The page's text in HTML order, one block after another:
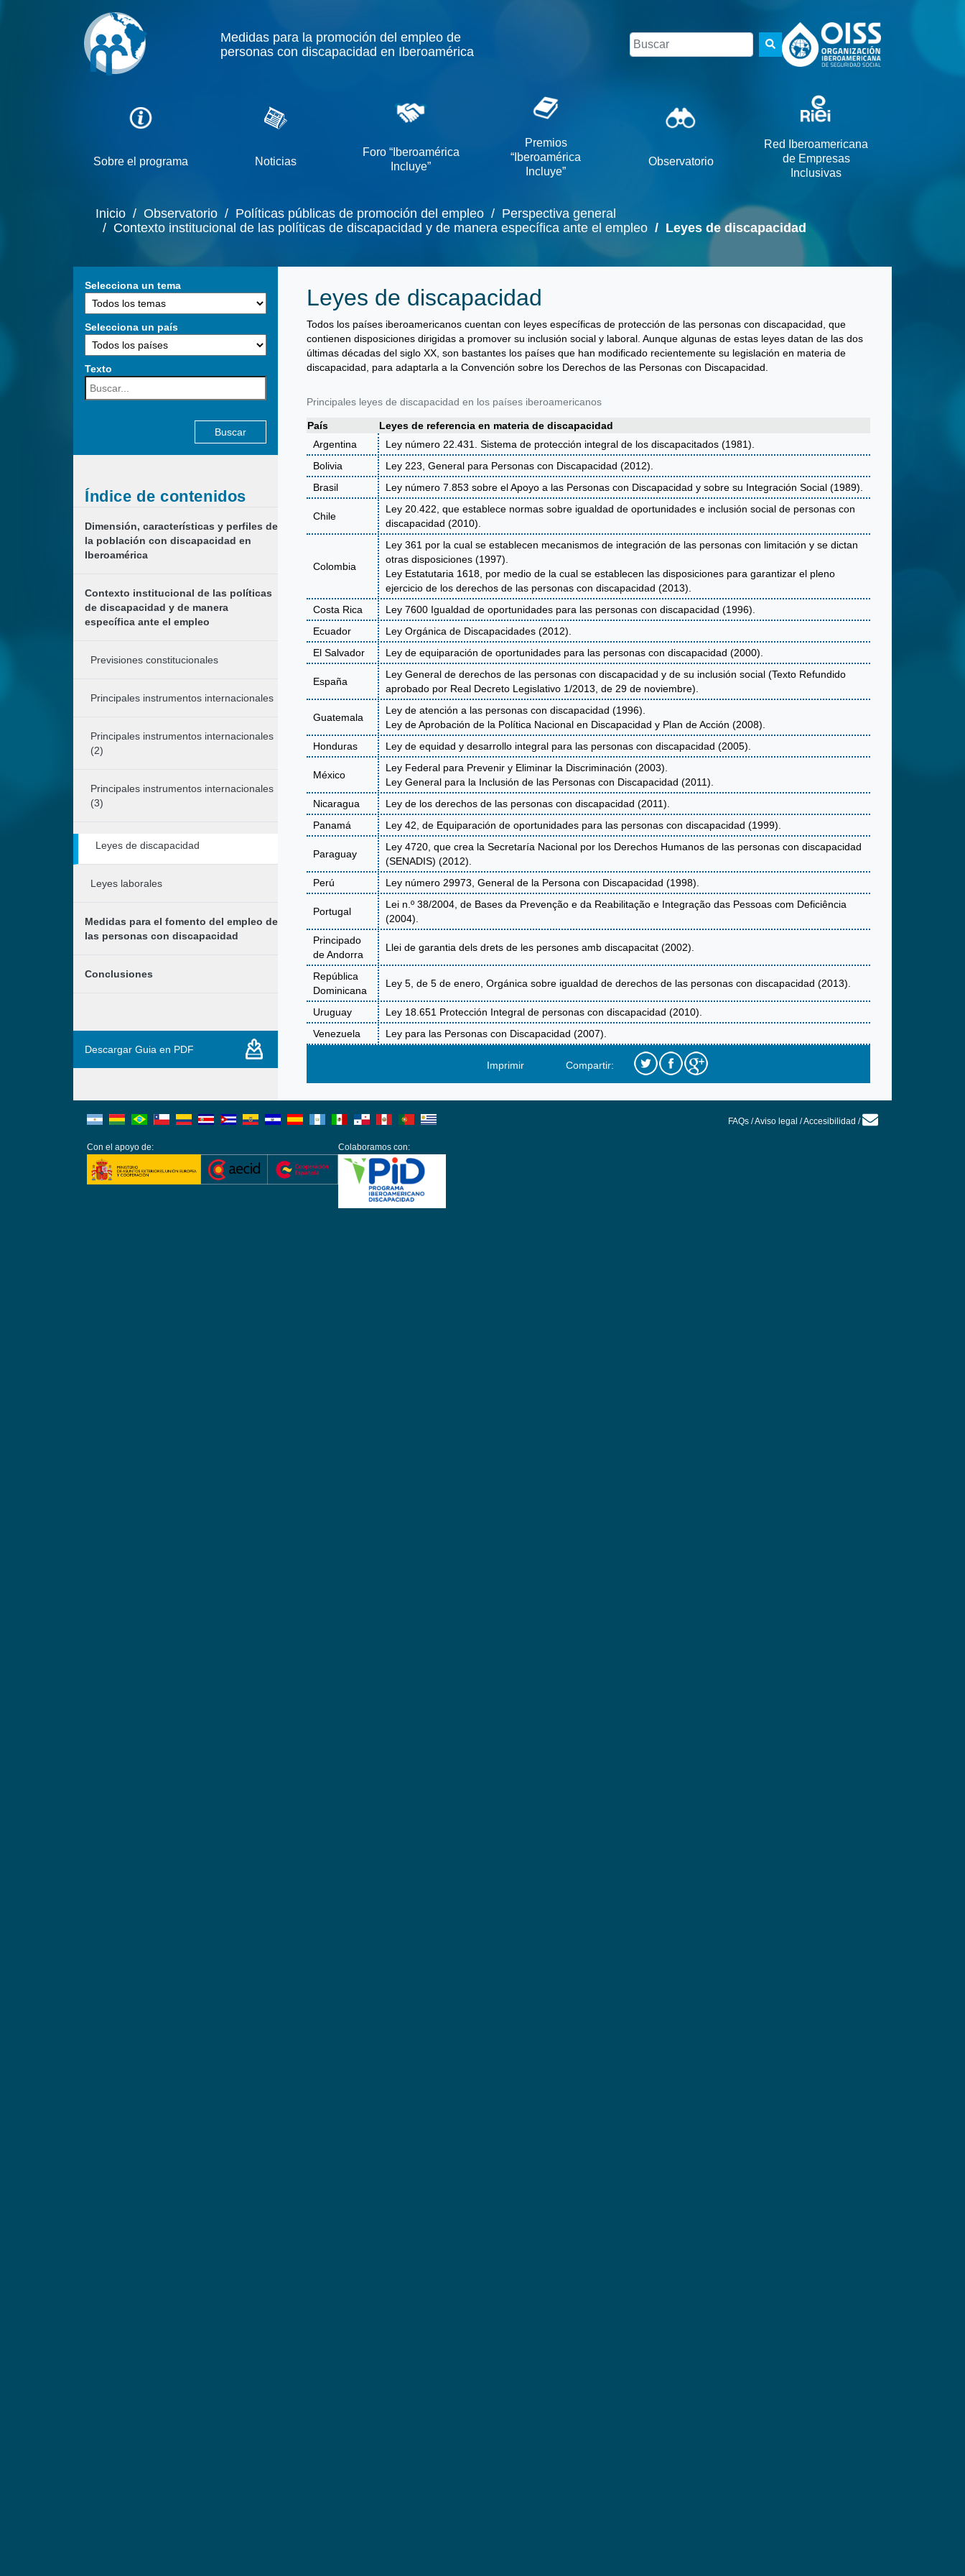
Medidas para la promoción del empleo de
personas con discapacidad en Iberoamérica
Buscar
Sobre el programa Noticias
Foro “Iberoamérica
Incluye”
Premios
“Iberoamérica
Incluye”
Observatorio
Red Iberoamericana
de Empresas
Inclusivas
Inicio / Observatorio / Políticas públicas de promoción del empleo / Perspectiva general
/ Contexto institucional de las políticas de discapacidad y de manera específica ante el empleo / Leyes de discapacidad
Selecciona un tema
Selecciona un país
Texto
Buscar:
Índice de contenidos
Dimensión, características y perfiles de
la población con discapacidad en
Iberoamérica
Contexto institucional de las políticas
de discapacidad y de manera
específica ante el empleo
Previsiones constitucionales
Principales instrumentos internacionales
Principales instrumentos internacionales
(2)
Principales instrumentos internacionales
(3)
Leyes de discapacidad
Leyes laborales
Medidas para el fomento del empleo de
las personas con discapacidad
Conclusiones
Descargar Guia en PDF
Leyes de discapacidad
Todos los países iberoamericanos cuentan con leyes específicas de protección de las personas con discapacidad, que
contienen disposiciones dirigidas a promover su inclusión social y laboral. Aunque algunas de estas leyes datan de las dos
últimas décadas del siglo XX, son bastantes los países que han modificado recientemente su legislación en materia de
discapacidad, para adaptarla a la Convención sobre los Derechos de las Personas con Discapacidad.
Principales leyes de discapacidad en los países iberoamericanos
País
Leyes de referencia en materia de discapacidad
Argentina
Ley número 22.431. Sistema de protección integral de los discapacitados (1981).
Bolivia
Ley 223, General para Personas con Discapacidad (2012).
Brasil
Ley número 7.853 sobre el Apoyo a las Personas con Discapacidad y sobre su Integración Social (1989).
Chile
Ley 20.422, que establece normas sobre igualdad de oportunidades e inclusión social de personas con
discapacidad (2010).
Colombia
Ley 361 por la cual se establecen mecanismos de integración de las personas con limitación y se dictan
otras disposiciones (1997).
Ley Estatutaria 1618, por medio de la cual se establecen las disposiciones para garantizar el pleno
ejercicio de los derechos de las personas con discapacidad (2013).
Costa Rica
Ley 7600 Igualdad de oportunidades para las personas con discapacidad (1996).
Ecuador
Ley Orgánica de Discapacidades (2012).
El Salvador
Ley de equiparación de oportunidades para las personas con discapacidad (2000).
España
Ley General de derechos de las personas con discapacidad y de su inclusión social (Texto Refundido
aprobado por Real Decreto Legislativo 1/2013, de 29 de noviembre).
Guatemala
Ley de atención a las personas con discapacidad (1996).
Ley de Aprobación de la Política Nacional en Discapacidad y Plan de Acción (2008).
Honduras
Ley de equidad y desarrollo integral para las personas con discapacidad (2005).
México
Ley Federal para Prevenir y Eliminar la Discriminación (2003).
Ley General para la Inclusión de las Personas con Discapacidad (2011).
Nicaragua
Ley de los derechos de las personas con discapacidad (2011).
Panamá
Ley 42, de Equiparación de oportunidades para las personas con discapacidad (1999).
Paraguay
Ley 4720, que crea la Secretaría Nacional por los Derechos Humanos de las personas con discapacidad
(SENADIS) (2012).
Perú
Ley número 29973, General de la Persona con Discapacidad (1998).
Portugal
Lei n.º 38/2004, de Bases da Prevenção e da Reabilitação e Integração das Pessoas com Deficiência
(2004).
Principado
de Andorra
Llei de garantia dels drets de les persones amb discapacitat (2002).
República
Dominicana
Ley 5, de 5 de enero, Orgánica sobre igualdad de derechos de las personas con discapacidad (2013).
Uruguay
Ley 18.651 Protección Integral de personas con discapacidad (2010).
Venezuela
Ley para las Personas con Discapacidad (2007).
Imprimir Compartir:
FAQs/Aviso legal /Accesibilidad /
Con el apoyo de: Colaboramos con: